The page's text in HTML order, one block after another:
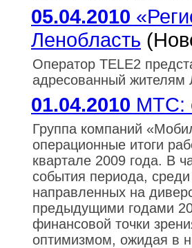
05.04.2010
Ленобласть
Оператор TELE2
адресованный жителям
01.04.2010 МТС:
Группа компаний
операционные итоги
квартале 2009 года. В
события периода,
направленных на
предыдущими годами
финансовой точки
оптимизмом, ожидая в